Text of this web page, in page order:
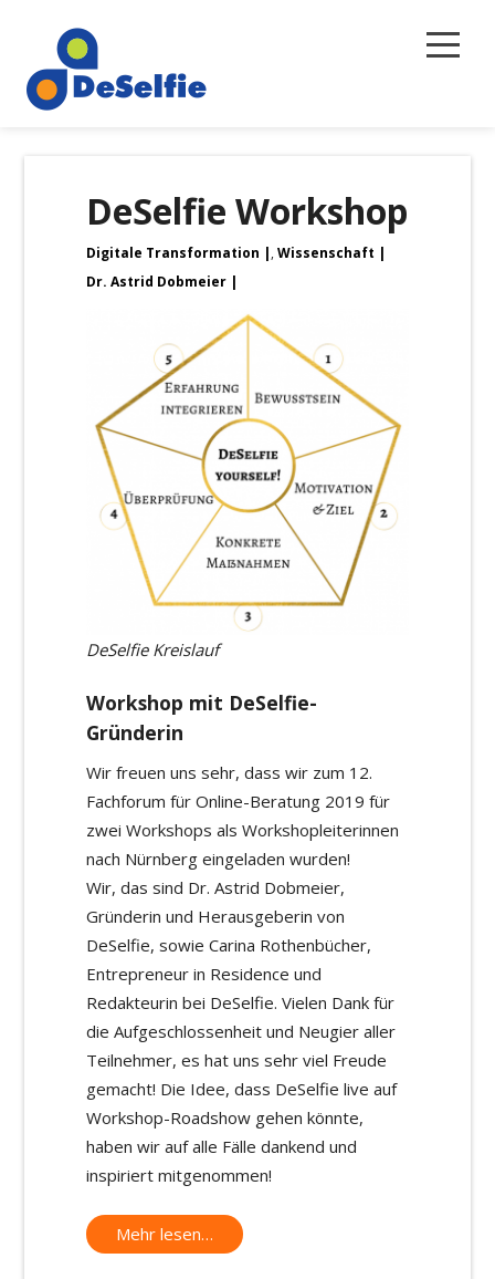
Magazin
Über uns
DeSelfie Workshop
Digitale Transformation , Wissenschaft
Dr. Astrid Dobmeier
DeSelfie Kreislauf
Workshop mit DeSelfie-
Gründerin
Wir freuen uns sehr, dass wir zum 12.
Fachforum für Online-Beratung 2019 für
zwei Workshops als Workshopleiterinnen
nach Nürnberg eingeladen wurden!
Wir, das sind Dr. Astrid Dobmeier,
Gründerin und Herausgeberin von
DeSelfie, sowie Carina Rothenbücher,
Entrepreneur in Residence und
Redakteurin bei DeSelfie. Vielen Dank für
die Aufgeschlossenheit und Neugier aller
Teilnehmer, es hat uns sehr viel Freude
gemacht! Die Idee, dass DeSelfie live auf
Workshop-Roadshow gehen könnte,
haben wir auf alle Fälle dankend und
inspiriert mitgenommen!
Mehr lesen…